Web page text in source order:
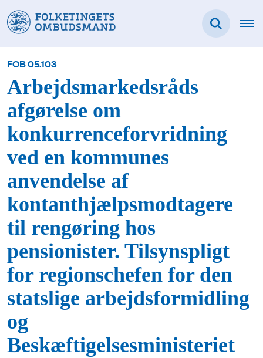
FOB 05.103
Arbejdsmarkedsråds
afgørelse om
konkurrenceforvridning
ved en kommunes
anvendelse af
kontanthjælpsmodtagere
til rengøring hos
pensionister. Tilsynspligt
for regionschefen for den
statslige arbejdsformidling
og
Beskæftigelsesministeriet